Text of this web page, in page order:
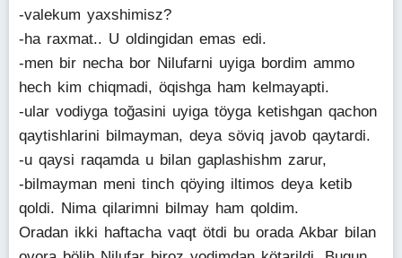
-valekum yaxshimisz?
-ha raxmat.. U oldingidan emas edi.
-men bir necha bor Nilufarni uyiga bordim ammo
hech kim chiqmadi, öqishga ham kelmayapti.
-ular vodiyga toğasini uyiga töyga ketishgan qachon
qaytishlarini bilmayman, deya söviq javob qaytardi.
-u qaysi raqamda u bilan gaplashishm zarur,
-bilmayman meni tinch qöying iltimos deya ketib
qoldi. Nima qilarimni bilmay ham qoldim.
Oradan ikki haftacha vaqt ötdi bu orada Akbar bilan